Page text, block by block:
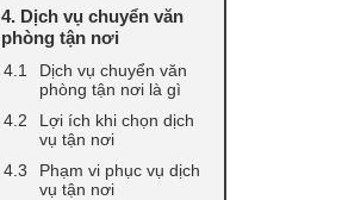
4. Dịch vụ chuyển văn
phòng tận nơi
Dịch vụ chuyển văn
phòng tận nơi là gì
Lợi ích khi chọn dịch
vụ tận nơi
Phạm vi phục vụ dịch
vụ tận nơi